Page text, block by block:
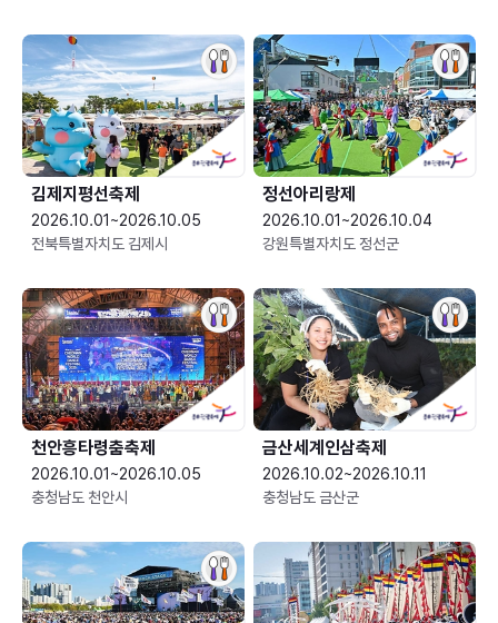
김제지평선축제
2026.10.01~2026.10.05
전북특별자치도 김제시
정선아리랑제
2026.10.01~2026.10.04
강원특별자치도 정선군
천안흥타령춤축제
2026.10.01~2026.10.05
충청남도 천안시
금산세계인삼축제
2026.10.02~2026.10.11
충청남도 금산군